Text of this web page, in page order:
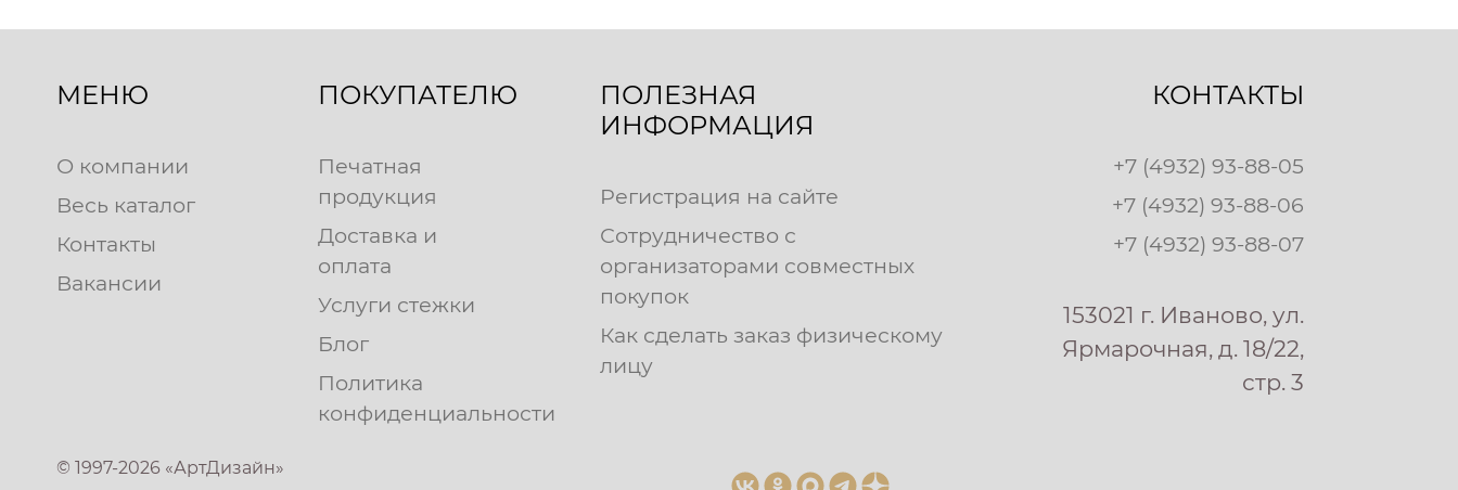
МЕНЮ
О компании
Весь каталог
Контакты
Вакансии
ПОКУПАТЕЛЮ
Печатная
продукция
Доставка и
оплата
Услуги стежки
Блог
Политика
конфиденциальности
ПОЛЕЗНАЯ
ИНФОРМАЦИЯ
Регистрация на сайте
Сотрудничество с
организаторами совместных
покупок
Как сделать заказ физическому
лицу
КОНТАКТЫ
+7 (4932) 93-88-05
+7 (4932) 93-88-06
+7 (4932) 93-88-07
153021 г. Иваново, ул.
Ярмарочная, д. 18/22,
стр. 3
© 1997-2026 «АртДизайн»